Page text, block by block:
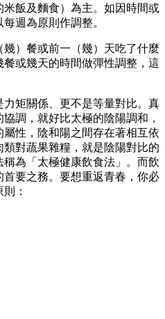
飯及麵食）為主。如因時間或
週為原則作調整。
）餐或前一（幾）天吃了什麼
或幾天的時間做彈性調整，這
矩關係、更不是等量對比。真
調，就好比太極的陰陽調和，
性，陰和陽之間存在著相互依
對蔬果雜糧，就是陰陽對比的
為「太極健康飲食法」。而飲
要之務。要想重返青春，你必
：